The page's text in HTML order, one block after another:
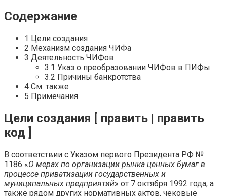
Содержание
1 Цели создания
2 Механизм создания ЧИФа
3 Деятельность ЧИФов
3.1 Указ о преобразовании ЧИФов в ПИФы
3.2 Причины банкротства
4 См. также
5 Примечания
Цели создания [ править | править
код ]
В соответствии с Указом первого Президента РФ №
1186 «О мерах по организации рынка ценных бумаг в
процессе приватизации государственных и
муниципальных предприятий» от 7 октября 1992 года, а
также рядом других нормативных актов, чековые